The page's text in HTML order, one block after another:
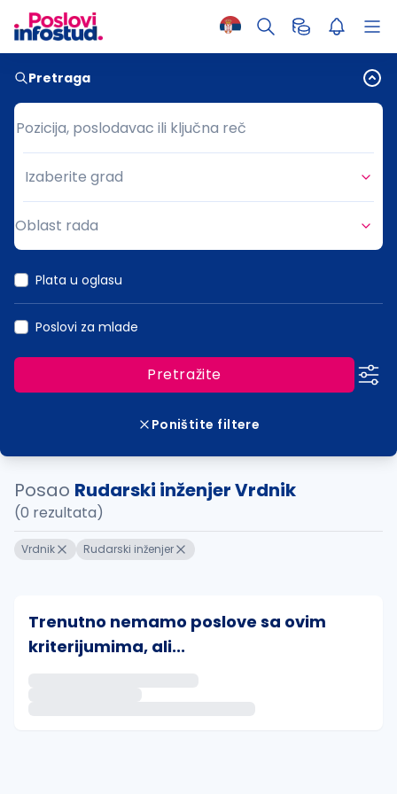
Pretraga
Pozicija, poslodavac ili ključna reč
Pozicija, poslodavac ili ključna reč
Grad
Izaberite grad
Oblast rada
Plata u oglasu
Poslovi za mlade
Pretražite
Poništite filtere
Posao Rudarski inženjer Vrdnik
(0 rezultata)
Vrdnik Rudarski inženjer
Trenutno nemamo poslove sa ovim
kriterijumima, ali...